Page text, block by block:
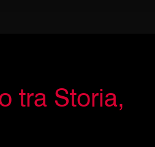
tra Storia,